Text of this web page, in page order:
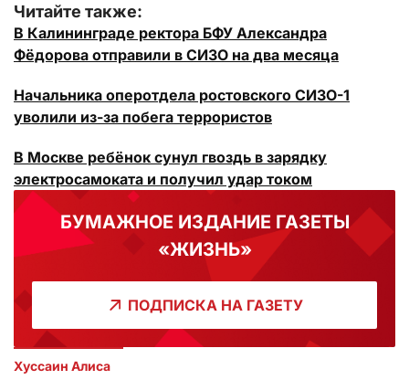
Читайте также:
В Калининграде ректора БФУ Александра
Фёдорова отправили в СИЗО на два месяца
Начальника оперотдела ростовского СИЗО-1
уволили из-за побега террористов
В Москве ребёнок сунул гвоздь в зарядку
электросамоката и получил удар током
БУМАЖНОЕ ИЗДАНИЕ ГАЗЕТЫ
«ЖИЗНЬ»
ПОДПИСКА НА ГАЗЕТУ
Хуссаин Алиса